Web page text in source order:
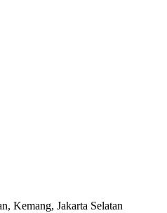
Kemang, Jakarta Selatan